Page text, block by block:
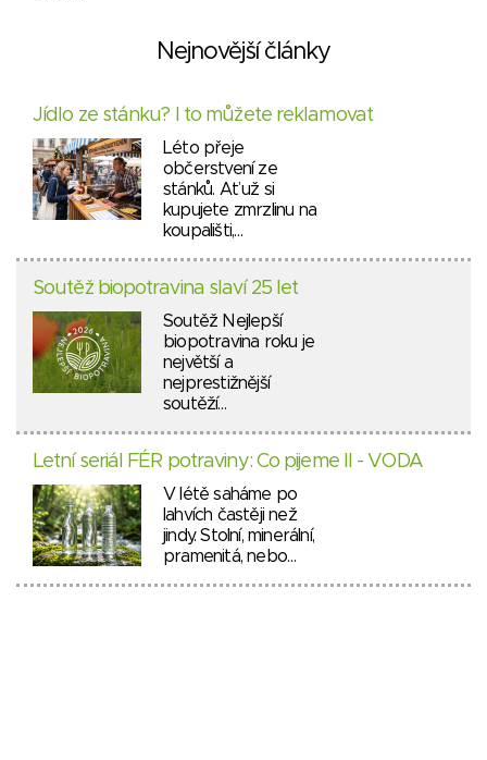
Nejnovější články
Jídlo ze stánku? I to můžete reklamovat
Léto přeje
občerstvení ze
stánků. Ať už si
kupujete zmrzlinu na
koupališti,…
Soutěž biopotravina slaví 25 let
Soutěž Nejlepší
biopotravina roku je
největší a
nejprestižnější
soutěží…
Letní seriál FÉR potraviny: Co pijeme II - VODA
V létě saháme po
lahvích častěji než
jindy. Stolní, minerální,
pramenitá, nebo…